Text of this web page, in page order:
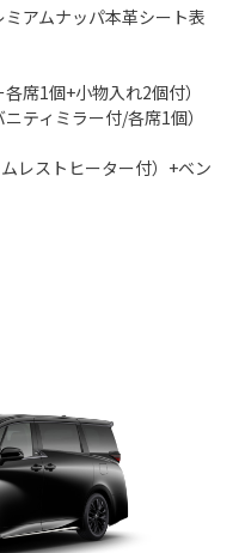
アムナッパ本革シート表
席1個+小物入れ2個付）
ティミラー付/各席1個）
レストヒーター付）+ベン